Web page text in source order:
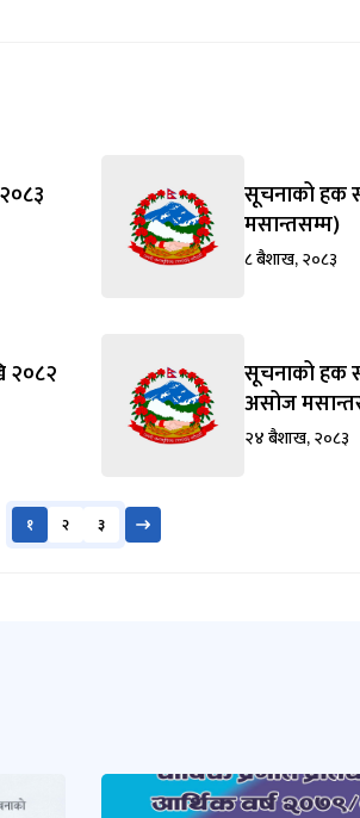
सूचनाको हक
मसान्तसम्म)
८ बैशाख, २०८३
२०८२
सूचनाको हक
असोज
२४ बैशाख, २०८३
१ २ ३